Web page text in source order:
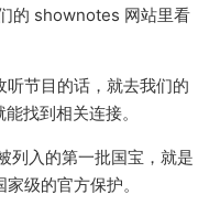
的 shownotes 网站里看
节目的话，就去我们的
找到相关连接。
列入的第一批国宝，就是
级的官方保护。